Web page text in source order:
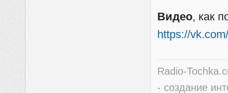
Видео, как
https://
Radio-
- создание